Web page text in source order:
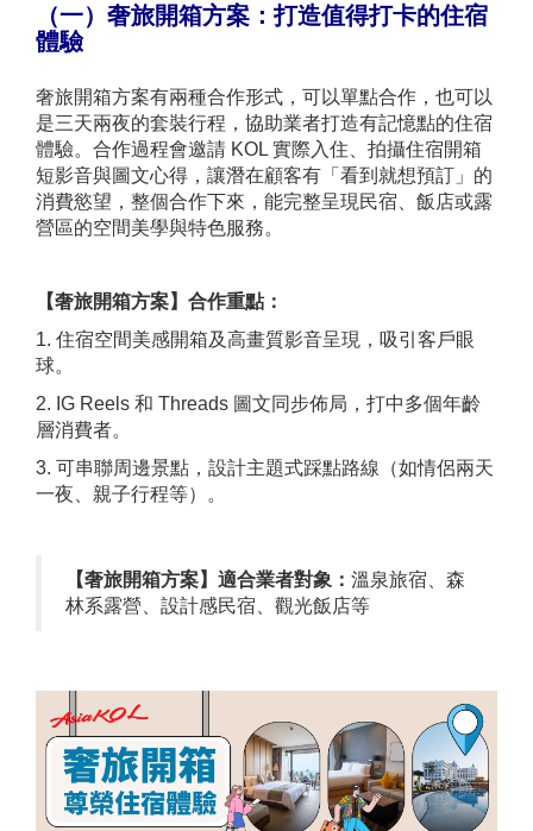
（一）奢旅開箱方案：打造值得打卡的住宿
體驗
奢旅開箱方案有兩種合作形式，可以單點合作，也可以
是三天兩夜的套裝行程，協助業者打造有記憶點的住宿
體驗。合作過程會邀請 KOL 實際入住、拍攝住宿開箱
短影音與圖文心得，讓潛在顧客有「看到就想預訂」的
消費慾望，整個合作下來，能完整呈現民宿、飯店或露
營區的空間美學與特色服務。
【奢旅開箱方案】合作重點：
1. 住宿空間美感開箱及高畫質影音呈現，吸引客戶眼
球。
2. IG Reels 和 Threads 圖文同步佈局，打中多個年齡
層消費者。
3. 可串聯周邊景點，設計主題式踩點路線（如情侶兩天
一夜、親子行程等）。
【奢旅開箱方案】適合業者對象： 溫泉旅宿、森
林系露營、設計感民宿、觀光飯店等